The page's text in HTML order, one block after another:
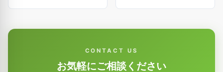
CONTACT US
お気軽にご相談ください